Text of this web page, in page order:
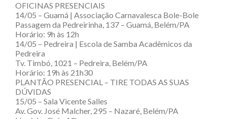
OFICINAS PRESENCIAIS
14/05 – Guamá | Associação Carnavalesca Bole-Bole
Passagem da Pedreirinha, 137 – Guamá, Belém/PA
Horário: 9h às 12h
14/05 – Pedreira | Escola de Samba Acadêmicos da
Pedreira
Tv. Timbó, 1021 – Pedreira, Belém/PA
Horário: 19h às 21h30
PLANTÃO PRESENCIAL – TIRE TODAS AS SUAS
DÚVIDAS
15/05 – Sala Vicente Salles
Av. Gov. José Malcher, 295 – Nazaré, Belém/PA